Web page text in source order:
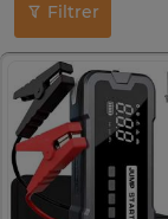
Filtrer